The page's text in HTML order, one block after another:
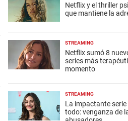
Netflix y el thriller
que mantiene la
STREAMING
Netflix sumó 8
series más
momento
STREAMING
La impactante serie
todo: venganza de